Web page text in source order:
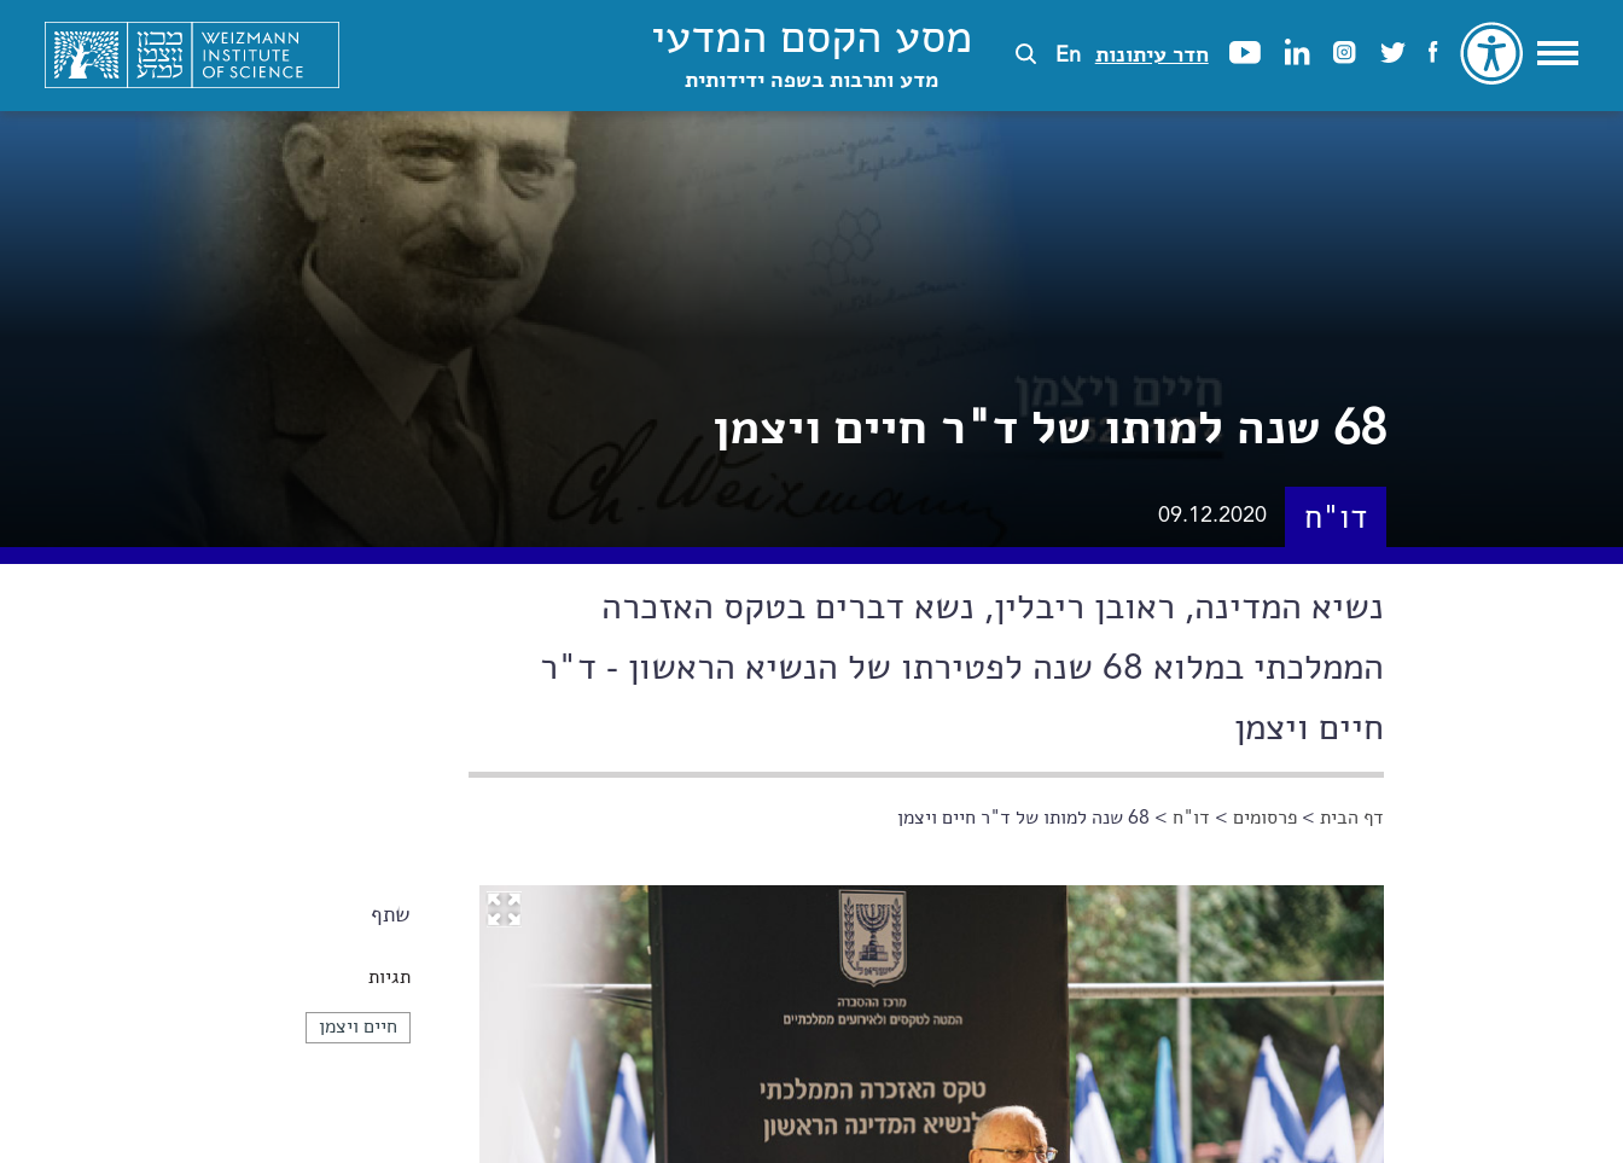
חדר עיתונות En מסע הקסם המדעי
מדע ותרבות בשפה ידידותית
68 שנה למותו של ד"ר חיים ויצמן
דו"ח 09.12.2020
נשיא המדינה, ראובן ריבלין, נשא דברים בטקס האזכרה
הממלכתי במלוא 68 שנה לפטירתו של הנשיא הראשון - ד"ר
חיים ויצמן
הינך נמצא כאן
דף הבית >פרסומים > דו"ח > 68 שנה למותו של ד"ר חיים ויצמן
שתף
תגיות
חיים ויצמן